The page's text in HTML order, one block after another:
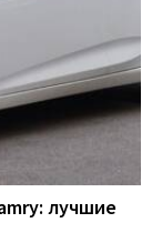
лучшие